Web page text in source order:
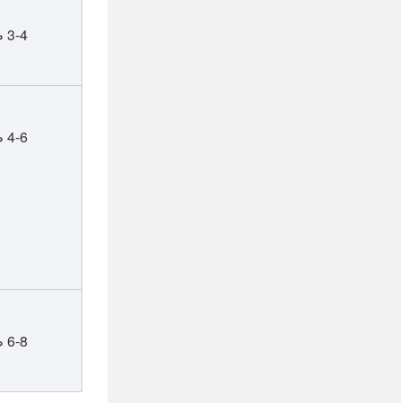
3-4 طن
4-6 طن
6-8 طن